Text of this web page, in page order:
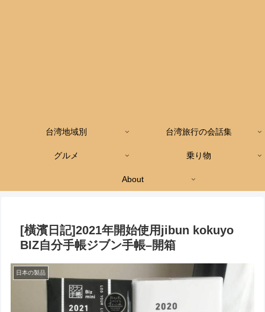
台湾地域別 台湾旅行の会話集
グルメ 乗り物
About
[橫濱日記]2021年開始使用jibun kokuyo
BIZ自分手帳ジブン手帳–開箱
日本の製品